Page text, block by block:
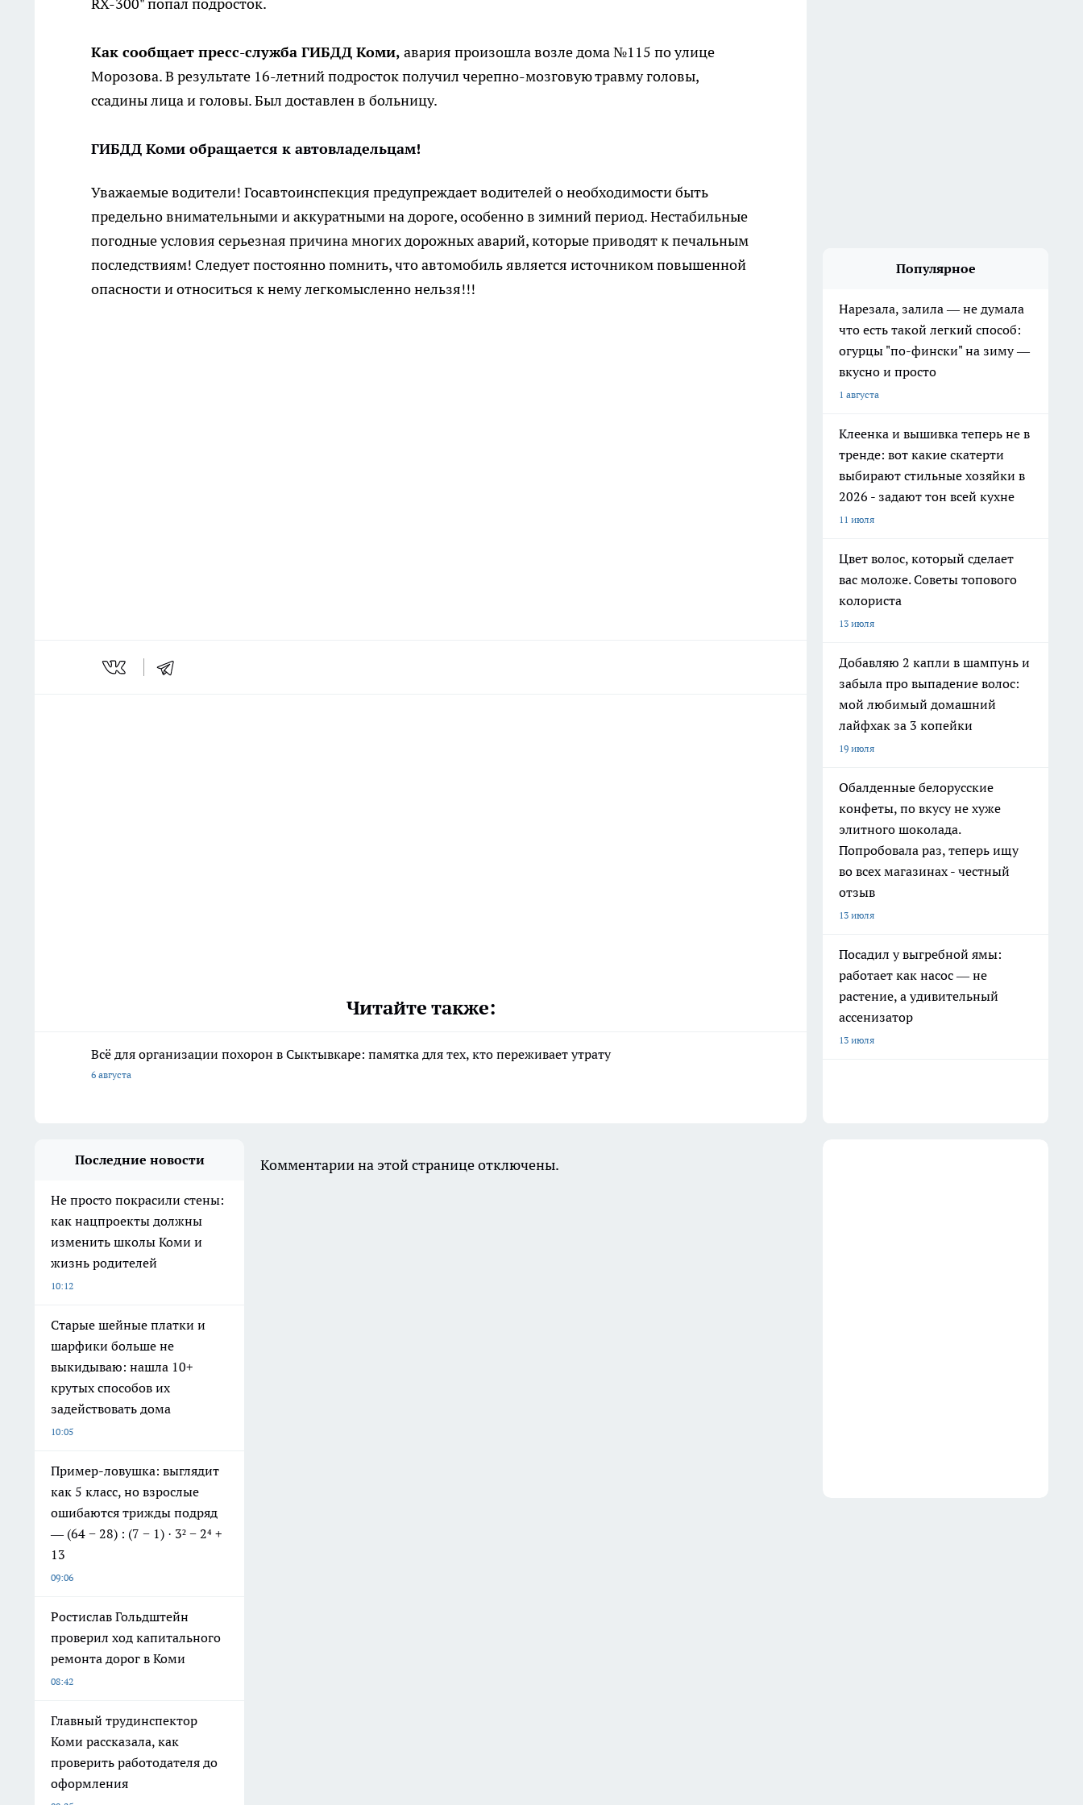
Как сообщает пресс-служба ГИБДД Коми, авария произошла возле дома №115 по улице
Морозова. В результате 16-летний подросток получил черепно-мозговую травму головы,
ссадины лица и головы. Был доставлен в больницу.
ГИБДД Коми обращается к автовладельцам!
Уважаемые водители! Госавтоинспекция предупреждает водителей о необходимости быть
предельно внимательными и аккуратными на дороге, особенно в зимний период. Нестабильные
погодные условия серьезная причина многих дорожных аварий, которые приводят к печальным
последствиям! Следует постоянно помнить, что автомобиль является источником повышенной
опасности и относиться к нему легкомысленно нельзя!!!
Читайте также:
Всё для организации похорон в Сыктывкаре: памятка для тех, кто переживает утрату
6 августа
Популярное
Нарезала, залила — не думала
что есть такой легкий способ:
огурцы "по-фински" на зиму —
вкусно и просто
1 августа
Клеенка и вышивка теперь не в
тренде: вот какие скатерти
выбирают стильные хозяйки в
2026 - задают тон всей кухне
11 июля
Цвет волос, который сделает
вас моложе. Советы топового
колориста
13 июля
Добавляю 2 капли в шампунь и
забыла про выпадение волос:
мой любимый домашний
лайфхак за 3 копейки
19 июля
Обалденные белорусские
конфеты, по вкусу не хуже
элитного шоколада.
Попробовала раз, теперь ищу
во всех магазинах - честный
отзыв
13 июля
Посадил у выгребной ямы:
работает как насос — не
растение, а удивительный
ассенизатор
13 июля
Последние новости
Не просто покрасили стены:
как нацпроекты должны
изменить школы Коми и
жизнь родителей
10:12
Старые шейные платки и
шарфики больше не
выкидываю: нашла 10+
крутых способов их
задействовать дома
10:05
Пример-ловушка: выглядит
как 5 класс, но взрослые
ошибаются трижды подряд
— (64 − 28) : (7 − 1) · 3² − 2⁴ +
13
09:06
Ростислав Гольдштейн
проверил ход капитального
ремонта дорог в Коми
08:42
Главный трудинспектор
Коми рассказала, как
проверить работодателя до
оформления
Комментарии на этой странице отключены.